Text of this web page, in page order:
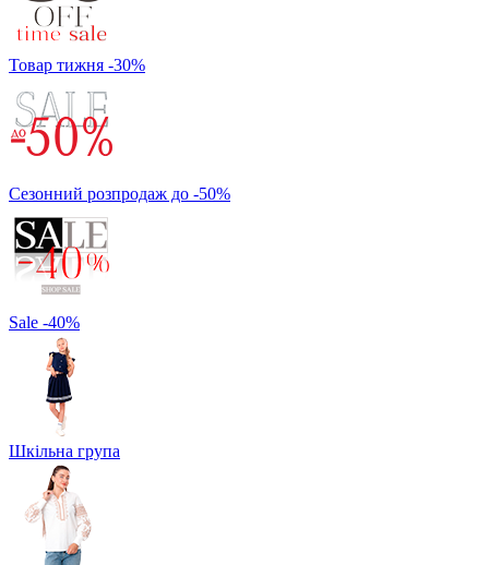
Товар тижня -30%
Сезонний розпродаж до -50%
Sale -40%
Шкільна група